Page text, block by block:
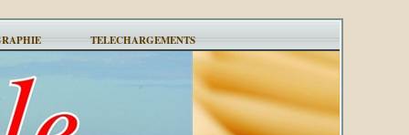
TELECHARGEMENTS